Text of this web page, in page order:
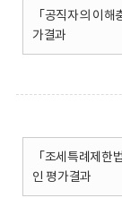
「공직자의 이
가결과
「조세특례제한
인 평가결과